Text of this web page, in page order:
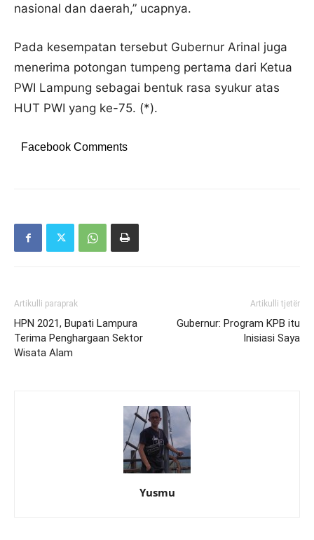
nasional dan daerah,” ucapnya.
Pada kesempatan tersebut Gubernur Arinal juga
menerima potongan tumpeng pertama dari Ketua
PWI Lampung sebagai bentuk rasa syukur atas
HUT PWI yang ke-75. (*).
Facebook Comments
Artikulli paraprak
HPN 2021, Bupati Lampura
Terima Penghargaan Sektor
Wisata Alam
Artikulli tjetër
Gubernur: Program KPB itu
Inisiasi Saya
Yusmu